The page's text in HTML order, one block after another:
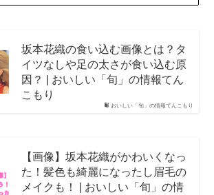
おいしい「旬」の情報てんこもり
坂本花織の食い込む画像とは？タ
イツなしや足の太さが食い込む原
因？ | おいしい「旬」の情報てん
こもり
【画像】坂本花織がかわいくなっ
た！髪色も綺麗になったし眉毛の
メイクも！ | おいしい「旬」の情